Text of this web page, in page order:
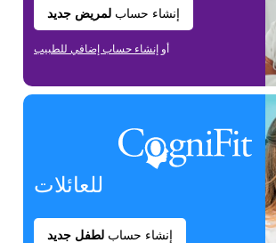
إنشاء حسابلمريض جديد
أو إنشاء حساب إضافي للطبيب
للعائلات
إنشاء حسابلطفل جديد